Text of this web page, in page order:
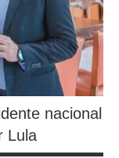
nacional
Lula